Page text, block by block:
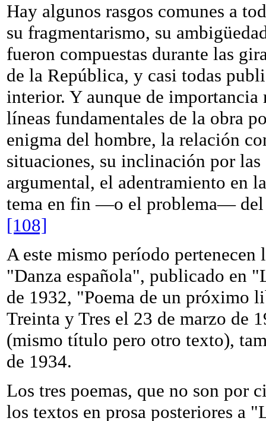
Hay algunos rasgos comunes a
su fragmentarismo, su
fueron compuestas durante las
de la República, y casi todas
interior. Y aunque de
líneas fundamentales de la obra
enigma del hombre, la relación
situaciones, su inclinación por
argumental, el adentramiento en
tema en fin —o el problema— del
[108]
A este mismo período pertenecen
"Danza española", publicado en
de 1932, "Poema de un próximo
Treinta y Tres el 23 de marzo de
(mismo título pero otro texto),
de 1934.
Los tres poemas, que no son por
los textos en prosa posteriores a